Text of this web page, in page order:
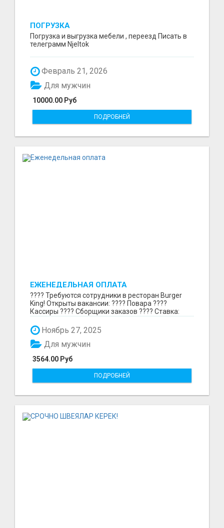
ПОГРУЗКА
Погрузка и выгрузка мебели , переезд Писать в
телеграмм Njeltok
Февраль 21, 2026
10000.00 Руб
Для мужчин
ПОДРОБНЕЙ
ЕЖЕНЕДЕЛЬНАЯ ОПЛАТА
???? Требуются сотрудники в ресторан Burger
King! Открыты вакансии: ???? Повара ????
Кассиры ???? Сборщики заказов ???? Ставка:
Ноябрь 27, 2025
3564.00 Руб
Для мужчин
ПОДРОБНЕЙ